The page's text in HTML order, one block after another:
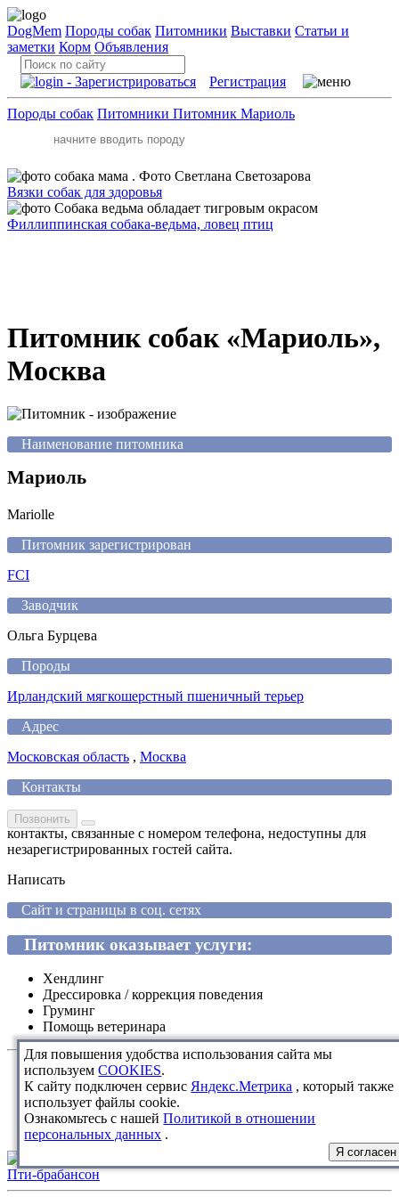
DogMem Породы собак Питомники Выставки Статьи и
заметки Корм Объявления
Регистрация
Породы собак Питомники Питомник Мариоль
Вязки собак для здоровья
Филлиппинская собака-ведьма, ловец птиц
Питомник собак «Мариоль»,
Москва
Наименование питомника
Мариоль
Mariolle
Питомник зарегистрирован
FCI
Заводчик
Ольга Бурцева
Породы
Ирландский мягкошерстный пшеничный терьер
Адрес
Московская область , Москва
Контакты
Позвонить
контакты, связанные с номером телефона, недоступны для
незарегистрированных гостей сайта.
Написать
Сайт и страницы в соц. сетях
Питомник оказывает услуги:
Хендлинг
Дрессировка / коррекция поведения
Груминг
Помощь ветеринара
Пти-брабансон
Для повышения удобства использования сайта мы
используемCOOKIES.
К сайту подключен сервис Яндекс.Метрика , который также
использует файлы cookie.
Ознакомьтесь с нашейПолитикой в отношении
персональных данных .
Я согласен